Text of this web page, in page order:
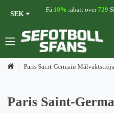
SEK
Få 10% rabatt över729
Paris Saint-Germain Målvaktströja
Paris Saint-